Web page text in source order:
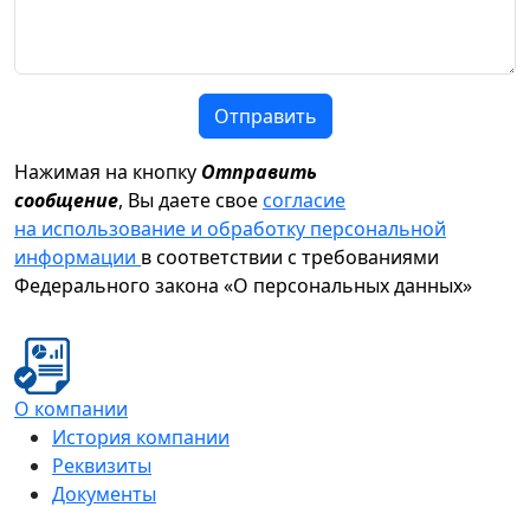
Отправить
Нажимая на кнопку Отправить
сообщение, Вы даете своесогласие
на использование и обработку персональной
информации в соответствии с требованиями
Федерального закона «О персональных данных»
О компании
История компании
Реквизиты
Документы